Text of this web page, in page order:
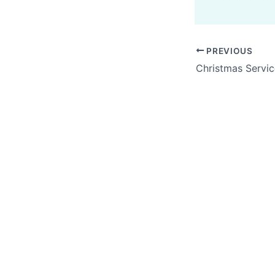
PREVIOUS
Christmas Services